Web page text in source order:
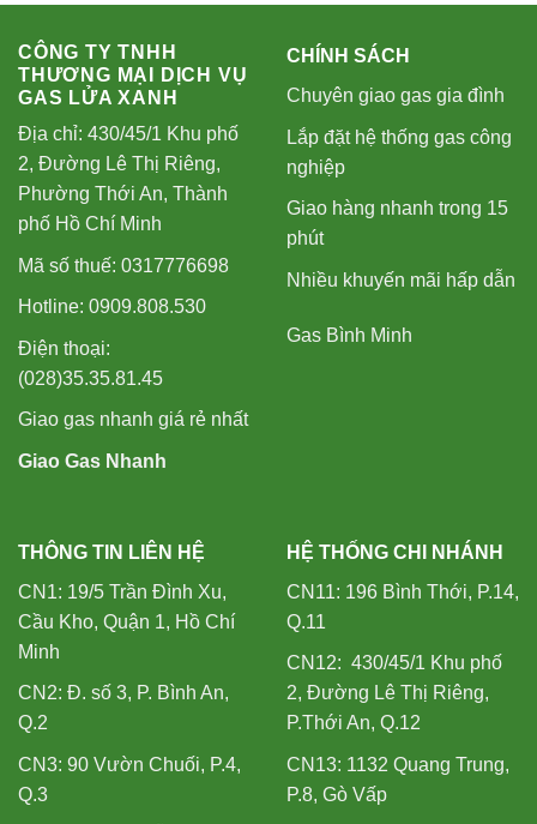
CÔNG TY TNHH
THƯƠNG MẠI DỊCH VỤ
GAS LỬA XANH
Địa chỉ: 430/45/1 Khu phố
2, Đường Lê Thị Riêng,
Phường Thới An, Thành
phố Hồ Chí Minh
Mã số thuế: 0317776698
Hotline: 0909.808.530
Điện thoại:
(028)35.35.81.45
Giao gas nhanh giá rẻ nhất
Giao Gas Nhanh
CHÍNH SÁCH
Chuyên giao gas gia đình
Lắp đặt hệ thống gas công
nghiệp
Giao hàng nhanh trong 15
phút
Nhiều khuyến mãi hấp dẫn
Gas Bình Minh
THÔNG TIN LIÊN HỆ
CN1: 19/5 Trần Đình Xu,
Cầu Kho, Quận 1, Hồ Chí
Minh
CN2: Đ. số 3, P. Bình An,
Q.2
CN3: 90 Vườn Chuối, P.4,
Q.3
HỆ THỐNG CHI NHÁNH
CN11: 196 Bình Thới, P.14,
Q.11
CN12: 430/45/1 Khu phố
2, Đường Lê Thị Riêng,
P.Thới An, Q.12
CN13: 1132 Quang Trung,
P.8, Gò Vấp